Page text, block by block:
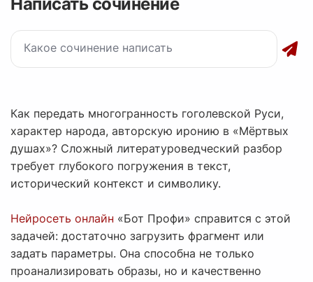
Как передать многогранность гоголевской Руси,
характер народа, авторскую иронию в «Мёртвых
душах»? Сложный литературоведческий разбор
требует глубокого погружения в текст,
исторический контекст и символику.
Нейросеть онлайн «Бот Профи» справится с этой
задачей: достаточно загрузить фрагмент или
задать параметры. Она способна не только
проанализировать образы, но и качественно